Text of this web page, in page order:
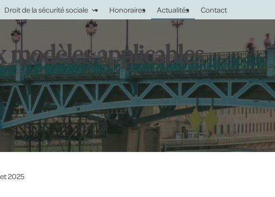
Droit de la sécurité sociale Honoraires Actualités Contact
modèles applicables
2025